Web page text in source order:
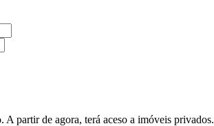
A partir de agora, terá aceso a imóveis privados.